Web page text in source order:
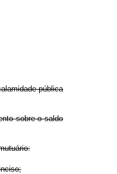
pública
sobre o saldo